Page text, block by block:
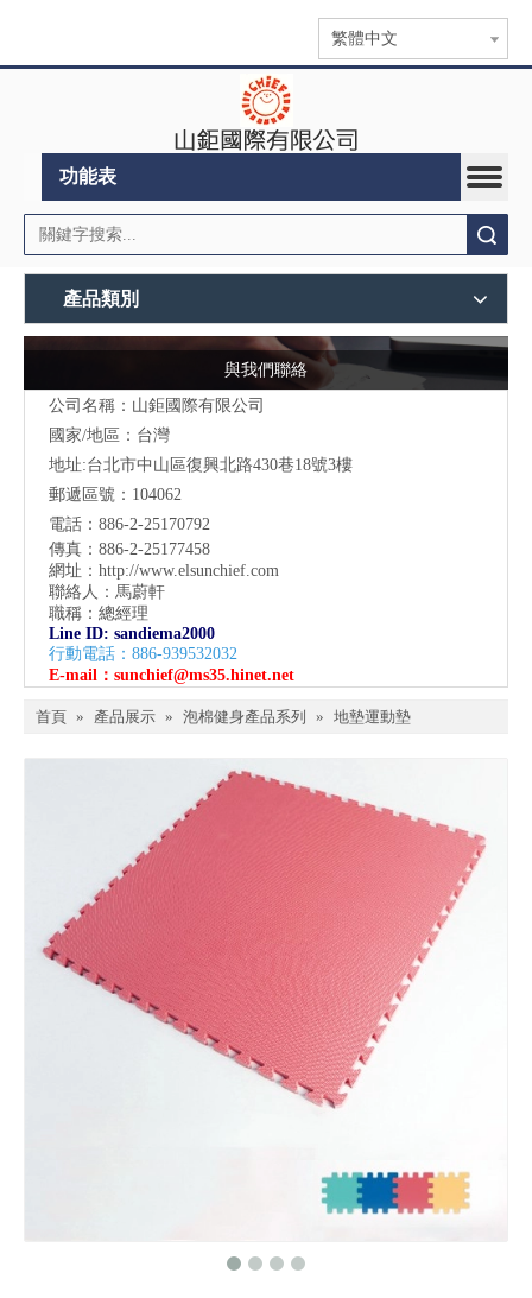
繁體中文
功能表
產品類別
與我們聯絡
公司名稱：山鉅國際有限公司
國家/地區：台灣
地址:台北市中山區復興北路430巷18號3樓
郵遞區號：104062
電話：886-2-25170792
傳真：886-2-25177458
網址： http://www.elsunchief.com
聯絡人：馬蔚軒
職稱：總經理
Line ID: sandiema2000
行動電話：886-939532032
E-mail： sunchief@ms35.hinet.net
首頁 » 產品展示 » 泡棉健身產品系列 » 地墊運動墊